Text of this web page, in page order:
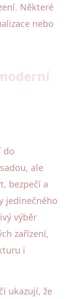
Některé
nebo
do
ale
bezpečí a
jedinečného
výběr
zařízení,
i
ukazují, že